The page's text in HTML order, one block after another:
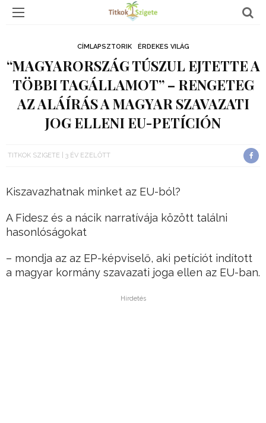
CÍMLAPSZTORIK ÉRDEKES VILÁG
“MAGYARORSZÁG TÚSZUL EJTETTE A
TÖBBI TAGÁLLAMOT” – RENGETEG
AZ ALÁÍRÁS A MAGYAR SZAVAZATI
JOG ELLENI EU-PETÍCIÓN
TITKOK SZIGETE 3 ÉV EZELŐTT
Kiszavazhatnak minket az EU-ból?
A Fidesz és a nácik narratívája között találni
hasonlóságokat
– mondja az az EP-képviselő, aki petíciót indított
a magyar kormány szavazati joga ellen az EU-ban.
Hirdetés